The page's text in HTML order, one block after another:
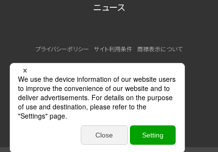
ニュース
プライバシーポリシー サイト利用条件
商標表示について
MSDSの提供について